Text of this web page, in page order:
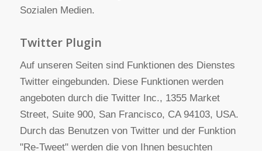
Besuch unserer Seiten Ihrem Facebook-
aus Ihrem Facebook-Benutzerkonto aus.
Die Verwendung der Facebook Plugins erfolgt auf
Grundlage von Art. 6 Abs. 1 lit. f DSGVO. Der
Websitebetreiber hat ein berechtigtes Interesse an
einer möglichst umfangreichen Sichtbarkeit in den
Sozialen Medien.